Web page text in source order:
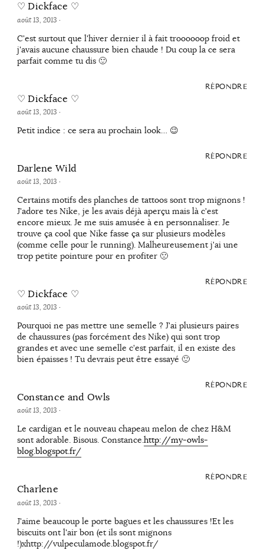
♡ Dickface ♡
août 13, 2013 ·
C'est surtout que l'hiver dernier il à fait troooooop froid et
j'avais aucune chaussure bien chaude ! Du coup la ce sera
parfait comme tu dis 🙂
RÉPONDRE
♡ Dickface ♡
août 13, 2013 ·
Petit indice : ce sera au prochain look… 😉
RÉPONDRE
Darlene Wild
août 13, 2013 ·
Certains motifs des planches de tattoos sont trop mignons !
J'adore tes Nike, je les avais déjà aperçu mais là c'est
encore mieux. Je me suis amusée à en personnaliser. Je
trouve ça cool que Nike fasse ça sur plusieurs modèles
(comme celle pour le running). Malheureusement j'ai une
trop petite pointure pour en profiter 🙁
RÉPONDRE
♡ Dickface ♡
août 13, 2013 ·
Pourquoi ne pas mettre une semelle ? J'ai plusieurs paires
de chaussures (pas forcément des Nike) qui sont trop
grandes et avec une semelle c'est parfait, il en existe des
bien épaisses ! Tu devrais peut être essayé 🙂
RÉPONDRE
Constance and Owls
août 13, 2013 ·
Le cardigan et le nouveau chapeau melon de chez H&M
sont adorable. Bisous. Constance.http://my-owls-
blog.blogspot.fr/
RÉPONDRE
Charlene
août 13, 2013 ·
J'aime beaucoup le porte bagues et les chaussures !Et les
biscuits ont l'air bon (et ils sont mignons
!)xhttp://vulpeculamode.blogspot.fr/